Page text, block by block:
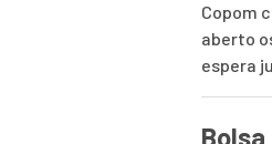
Copom
aberto
espera